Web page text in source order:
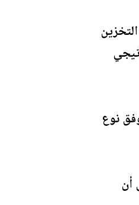
إذ تتراوح مدة التخزين عادة بين 35 و45 يوماً وفق نوع
أن